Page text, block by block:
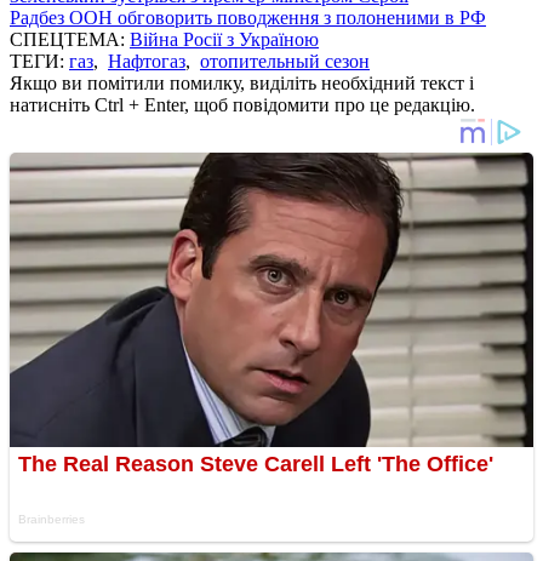
Радбез ООН обговорить поводження з полоненими в РФ
СПЕЦТЕМА: Війна Росії з Україною
ТЕГИ: газ, Нафтогаз, отопительный сезон
Якщо ви помітили помилку, виділіть необхідний текст і
натисніть Ctrl + Enter, щоб повідомити про це редакцію.